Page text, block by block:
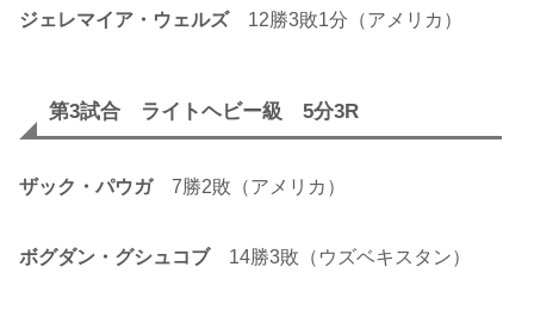
ジェレマイア・ウェルズ12勝3敗1分（アメリカ）
第3試合 ライトヘビー級 5分3R
ザック・パウガ7勝2敗（アメリカ）
ボグダン・グシュコブ14勝3敗（ウズベキスタン）